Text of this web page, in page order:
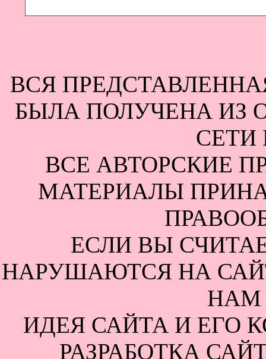
ВСЯ
БЫЛА ПОЛУЧЕНА ИЗ
СЕТИ
ВСЕ АВТОРСКИЕ
МАТЕРИАЛЫ
ЕСЛИ ВЫ
НАРУШАЮТСЯ НА
НАМ
ИДЕЯ САЙТА И ЕГО
РАЗРАБОТКА